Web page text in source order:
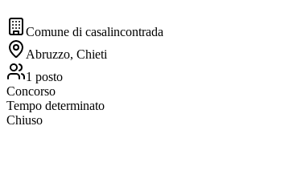
Comune di casalincontrada
Abruzzo, Chieti
1 posto
Concorso
Tempo determinato
Chiuso